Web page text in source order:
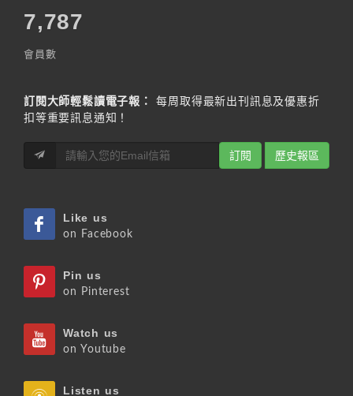
7,787
會員數
訂閱大師輕鬆讀電子報：
每周取得最新出刊訊息及優惠折
扣等重要訊息通知！
訂閱 歷史報區
Like us
on Facebook
Pin us
on Pinterest
Watch us
on Youtube
Listen us